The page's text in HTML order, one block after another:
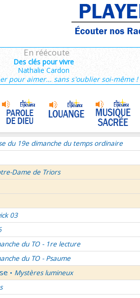
En réécoute
Des clés pour vivre
Nathalie Cardon
pour aimer... sans s'oublier soi-même !
03
1/7 - Dimanche
Notre-Dame • Témoin de la joie au travail
aux Philippiens
et moi et moi et moi ! 2/2
du 19e dimanche du temps ordinaire
Dame de Triors
03
du TO - 1re lecture
du TO - Psaume
• Mystères lumineux